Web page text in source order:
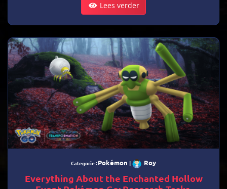
Lees verder
Categorie : Pokémon | Roy
Everything About the Enchanted Hollow